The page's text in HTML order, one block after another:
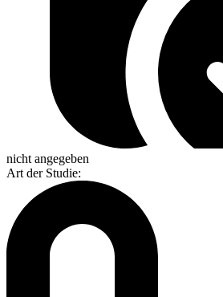
nicht angegeben
Art der Studie: